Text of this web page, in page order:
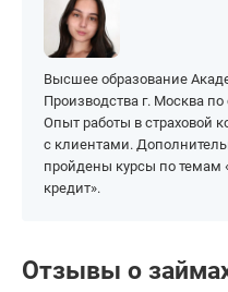
Без карты
На Золотую Корону
На карту МИР
На карту Сбербанка
На карту Тинькофф
Узбекистана
для граждан Казахстана
Для граждан
для граждан
Таджикистана
Для граждан Армении
Высшее образование
Производства г. Москва
Опыт работы в страховой
с клиентами.
пройдены курсы по
кредит».
Отзывы о